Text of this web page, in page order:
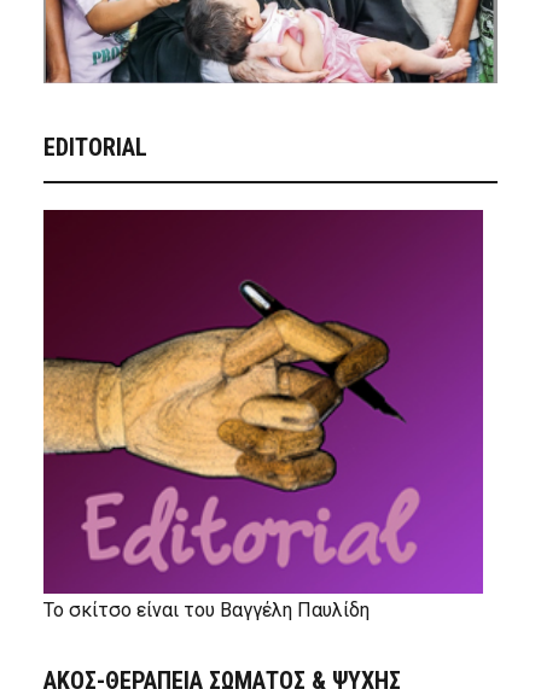
EDITORIAL
Το σκίτσο είναι του Βαγγέλη Παυλίδη
ΑΚΟΣ-ΘΕΡΑΠΕΙΑ ΣΩΜΑΤΟΣ & ΨΥΧΗΣ